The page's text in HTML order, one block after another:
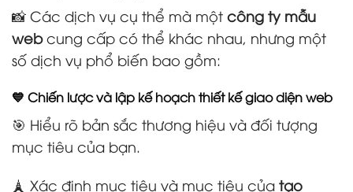
📸 Các dịch vụ cụ thể mà một công ty mẫu
webcung cấp có thể khác nhau, nhưng một
số dịch vụ phổ biến bao gồm:
💙 Chiến lược và lập kế hoạch thiết kế giao diện web
🎯 Hiểu rõ bản sắc thương hiệu và đối tượng
mục tiêu của bạn.
🗼 Xác định mục tiêu và mục tiêu của tạo